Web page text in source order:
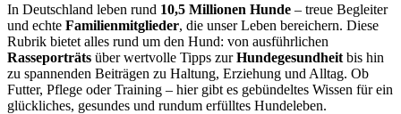
In Deutschland leben rund 10,5 Millionen Hunde – treue Begleiter
und echte Familienmitglieder, die unser Leben bereichern. Diese
Rubrik bietet alles rund um den Hund: von ausführlichen
Rasseporträts über wertvolle Tipps zurHundegesundheit bis hin
zu spannenden Beiträgen zu Haltung, Erziehung und Alltag. Ob
Futter, Pflege oder Training – hier gibt es gebündeltes Wissen für ein
glückliches, gesundes und rundum erfülltes Hundeleben.